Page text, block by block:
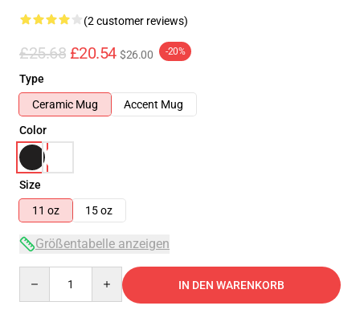
(2 customer reviews)
£25.68 £20.54 $26.00 -20%
Type
Ceramic Mug
Accent Mug
Color
Size
11 oz
15 oz
Größentabelle anzeigen
IN DEN WARENKORB